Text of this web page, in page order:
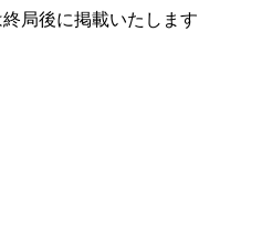
局後に掲載いたします